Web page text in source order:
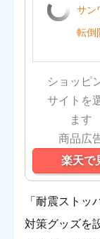
サン
転倒
ショッピ
サイトを
ます
楽天で
「耐震ストッ
対策グッズを